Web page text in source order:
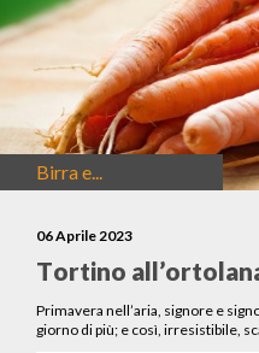
Birra e...
06 Aprile 2023
Tortino
Primavera nell’aria, signore e
giorno di più; e così, irresistibile,